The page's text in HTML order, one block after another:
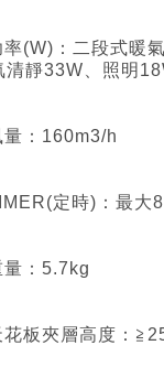
率(W)：二段式暖
清靜33W、照明
量：160m3/h
定時)：最大
量：5.7kg
花板夾層高度：